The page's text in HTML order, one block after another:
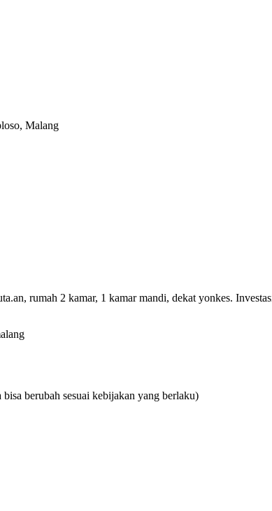
Malang
rumah 2 kamar, 1 kamar mandi, dekat yonkes.
berubah sesuai kebijakan yang berlaku)